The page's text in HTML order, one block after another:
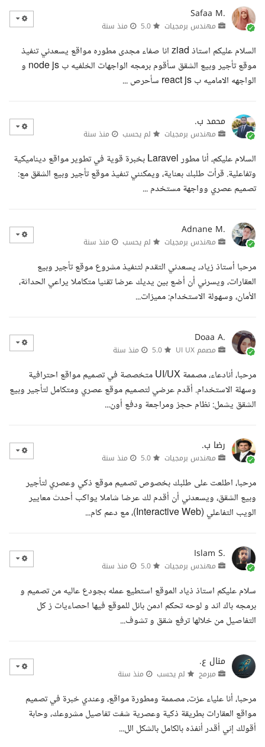
Safaa M.
مهندس برمجيات منذ سنة
السلام عليكم استاذ ziad انا صفاء مجدى مطوره مواقع يسعدني تنفيذ
موقع تأجير وبيع الشقق سأقوم برمجه الواجهات الخلفيه ب node js و
الواجهه الاماميه ب react js سأحرص ...
محمد ب.
مهندس برمجيات لم يحسب منذ سنة
السلام عليكم، أنا مطور Laravel بخبرة قوية في تطوير مواقع ديناميكية
وتفاعلية. قرأت طلبك بعناية، ويمكنني تنفيذ موقع تأجير وبيع الشقق مع:
تصميم عصري وواجهة مستخدم ...
Adnane M.
مهندس برمجيات لم يحسب منذ سنة
مرحبا أستاذ زياد، يسعدني التقدم لتنفيذ مشروع موقع تأجير وبيع
العقارات، ويسرني أن أضع بين يديك عرضا تقنيا متكاملا يراعي الحداثة،
الأمان، وسهولة الاستخدام: مميزات...
Doaa A.
مصمم UI UX منذ سنة
مرحبا، أنادعاء، مصممة UI/UX متخصصة في تصميم مواقع احترافية
وسهلة الاستخدام. أقدم عرضي لتصميم موقع عصري ومتكامل لتأجير وبيع
الشقق يشمل: نظام حجز ومراجعة ودفع أون...
رضا ب.
مهندس برمجيات منذ سنة
مرحبا، اطلعت على طلبك بخصوص تصميم موقع ذكي وعصري لتأجير
وبيع الشقق، ويسعدني أن أقدم لك عرضا شاملا يواكب أحدث معايير
الويب التفاعلي (Interactive Web)، مع دعم كام...
Islam S.
مهندس برمجيات منذ سنة
سلام عليكم استاذ ذياد الموقع استطيع عمله بجودع عاليه من تصميم و
برمجه باك اند و لوحه تحكم ادمن بانل للموقع فيها احصاءيات ز كل
التفاصيل من خلالها ترفع شقق و تشوف...
منال ع.
مبرمج لم يحسب منذ سنة
مرحبا، أنا علياء عزت، مصممة ومطورة مواقع، وعندي خبرة في تصميم
مواقع العقارات بطريقة ذكية وعصرية شفت تفاصيل مشروعك، وحابة
أقولك إني أقدر أنفذه بالكامل بالشكل الل...